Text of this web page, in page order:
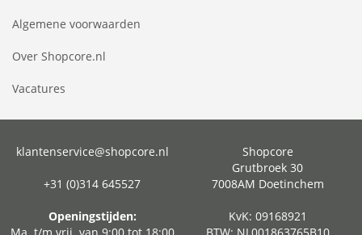
Algemene voorwaarden
Over Shopcore.nl
Vacatures
klantenservice@shopcore.nl
+31 (0)314 645527
Openingstijden:
Shopcore
Grutbroek 30
7008AM Doetinchem
KvK: 09168921